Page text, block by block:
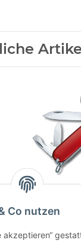
Spartan rot -
Co nutzen
akzeptieren“